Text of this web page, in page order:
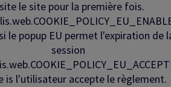
le site pour la première fois.
le popup EU permet l'expiration de
session
is l'utilisateur accepte le règlement.